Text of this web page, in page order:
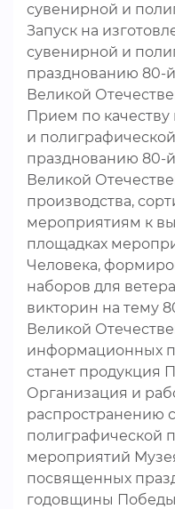
сувенирной и
Запуск на
сувенирной и
празднованию 80-
Великой
Прием по качеству
и
празднованию 80-
Великой
производства,
мероприятиям к
площадках
Человека,
наборов для
викторин на тему
Великой
информационных
станет продукция
Организация и
распространению
полиграфической
мероприятий
посвященных
годовщины